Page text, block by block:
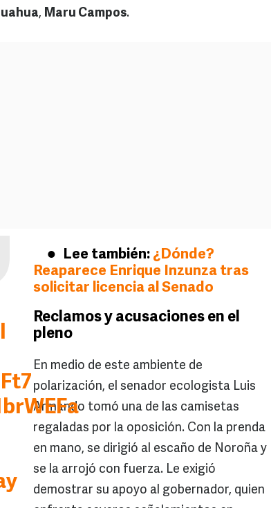
, Maru Campos.
Lee también: ¿Dónde?
Reaparece Enrique Inzunza tras
solicitar licencia al Senado
Reclamos y acusaciones en el
pleno
En medio de este ambiente de
polarización, el senador ecologista Luis
Armando tomó una de las camisetas
regaladas por la oposición. Con la prenda
en mano, se dirigió al escaño de Noroña y
se la arrojó con fuerza. Le exigió
demostrar su apoyo al gobernador, quien